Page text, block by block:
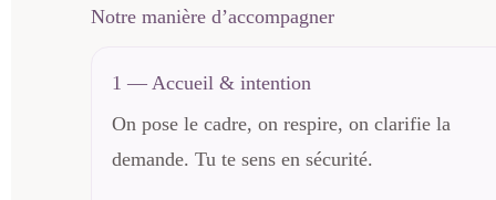
Notre manière d’accompagner
1 — Accueil & intention
On pose le cadre, on respire, on clarifie la
demande. Tu te sens en sécurité.